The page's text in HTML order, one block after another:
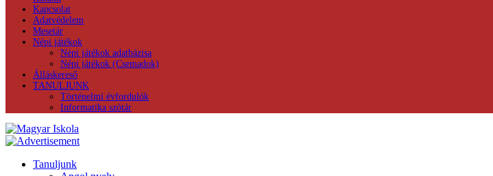
Kapcsolat
Adatvédelem
Mesetár
Népi játékok
Népi játékok adatbázisa
Népi játékok (Csemadok)
Álláskereső
TANULJUNK
Történelmi évfordulók
Informatika szótár
Tanuljunk